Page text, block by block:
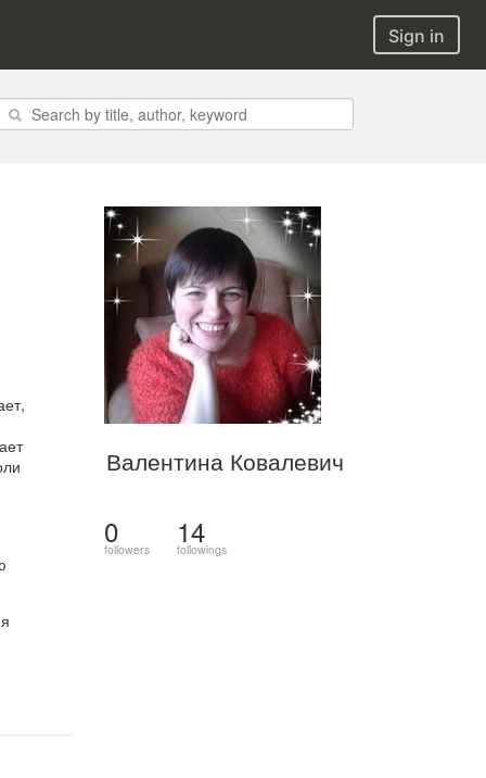
Sign in
Валентина Ковалевич
0
followers 14
followings